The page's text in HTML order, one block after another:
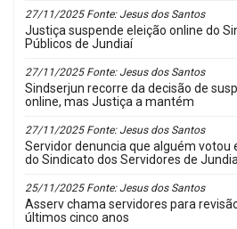
27/11/2025 Fonte: Jesus dos Santos
Justiça suspende eleição online do
Públicos de Jundiaí
27/11/2025 Fonte: Jesus dos Santos
Sindserjun recorre da decisão de
online, mas Justiça a mantém
27/11/2025 Fonte: Jesus dos Santos
Servidor denuncia que alguém votou
do Sindicato dos Servidores de
25/11/2025 Fonte: Jesus dos Santos
Asserv chama servidores para
últimos cinco anos